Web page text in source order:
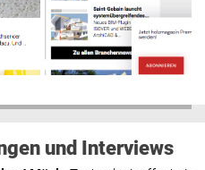
und Interviews